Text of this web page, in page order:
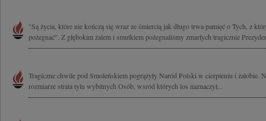
"Są życia, które nie kończą się wraz ze śmiercią jak długo trwa pamięć o Tych, z
pożegnać". Z głębokim żalem i smutkiem pożegnaliśmy zmarłych tragicznie
Tragiczne chwile pod Smoleńskiem pogrążyły Naród Polski w cierpieniu i żałobie.
rozmiarze strata tylu wybitnych Osób, wsród których los naznaczył...